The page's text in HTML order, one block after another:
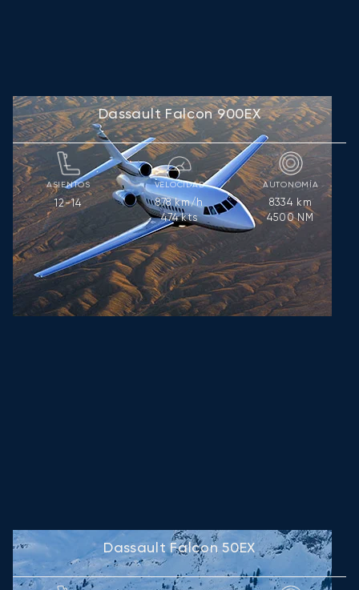
Dassault Falcon 900EX
ASIENTOS
12-14
VELOCIDAD
878km/h
474kts
AUTONOMÍA
8334 km
4500NM
Dassault Falcon 50EX